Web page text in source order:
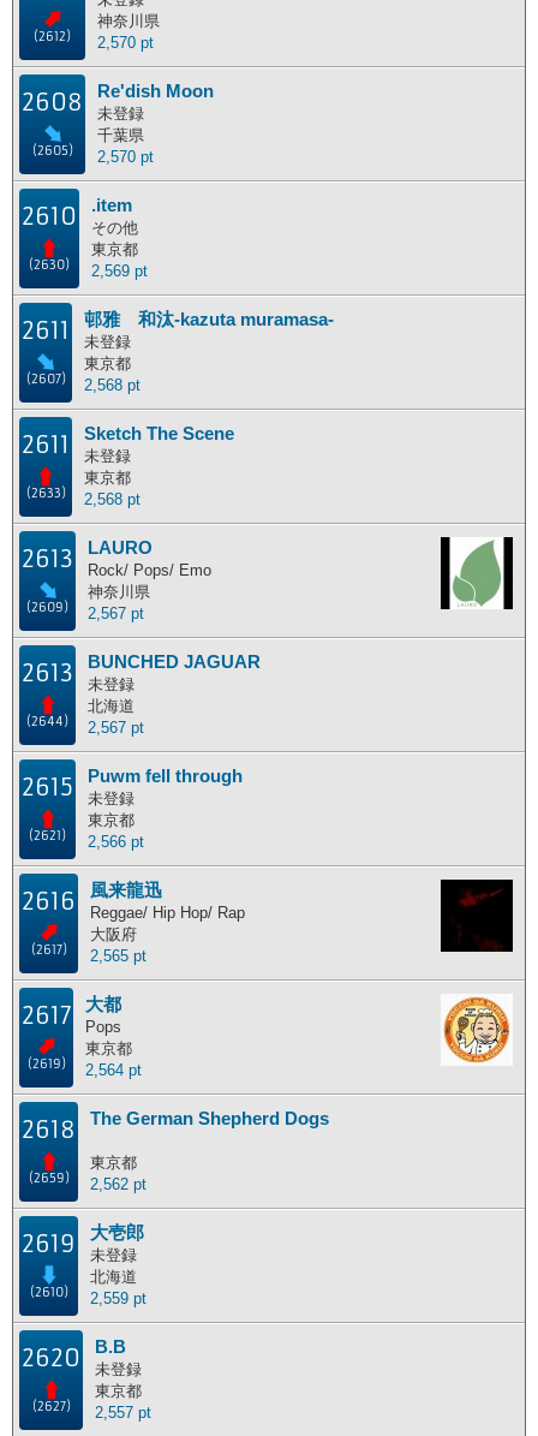
(2612)
神奈川県
2,570 pt
2608
(2605)
Re'dish Moon
未登録
千葉県
2,570 pt
2610
(2630)
.item
その他
東京都
2,569 pt
2611
(2607)
邨雅 和汰-kazuta muramasa-
未登録
東京都
2,568 pt
2611
(2633)
Sketch The Scene
未登録
東京都
2,568 pt
2613
(2609)
LAURO
Rock/ Pops/ Emo
神奈川県
2,567 pt
2613
(2644)
BUNCHED JAGUAR
未登録
北海道
2,567 pt
2615
(2621)
Puwm fell through
未登録
東京都
2,566 pt
2616
(2617)
風来龍迅
Reggae/ Hip Hop/ Rap
大阪府
2,565 pt
2617
(2619)
大都
Pops
東京都
2,564 pt
2618
(2659)
The German Shepherd Dogs
東京都
2,562 pt
2619
(2610)
大壱郎
未登録
北海道
2,559 pt
2620
(2627)
B.B
未登録
東京都
2,557 pt